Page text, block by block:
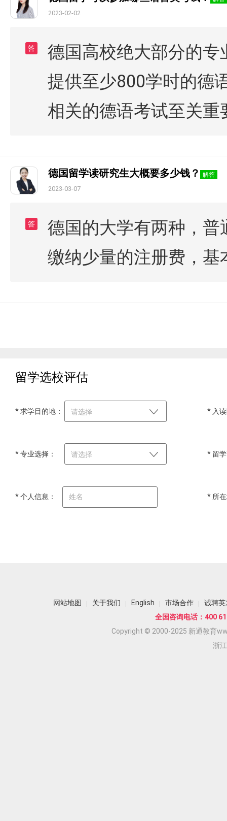
2023-02-02
答
德国高校绝大部分的
提供至少800学时的德
相关的德语考试至关重
德国留学读研究生大概要多少钱？ 解答
2023-03-07
答
德国的大学有两种，
缴纳少量的注册费，
留学选校评估
* 求学目的地： 请选择 * 入
* 专业选择： 请选择 * 留
* 个人信息： * 所
网站地图 关于我们 English 市场合作
诚聘英
全国咨询电话：400
Copyright © 2000-2025 新通教育
浙